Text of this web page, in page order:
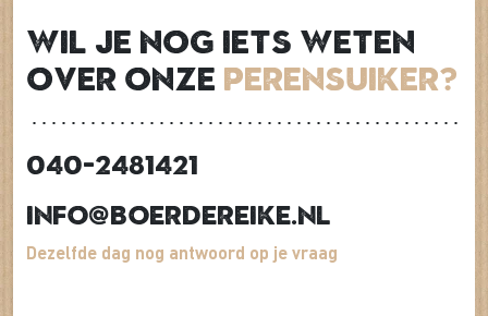
Wil je nog iets weten
over onze Perensuiker?
040-2481421
info@boerdereike.nl
Dezelfde dag nog antwoord op je vraag